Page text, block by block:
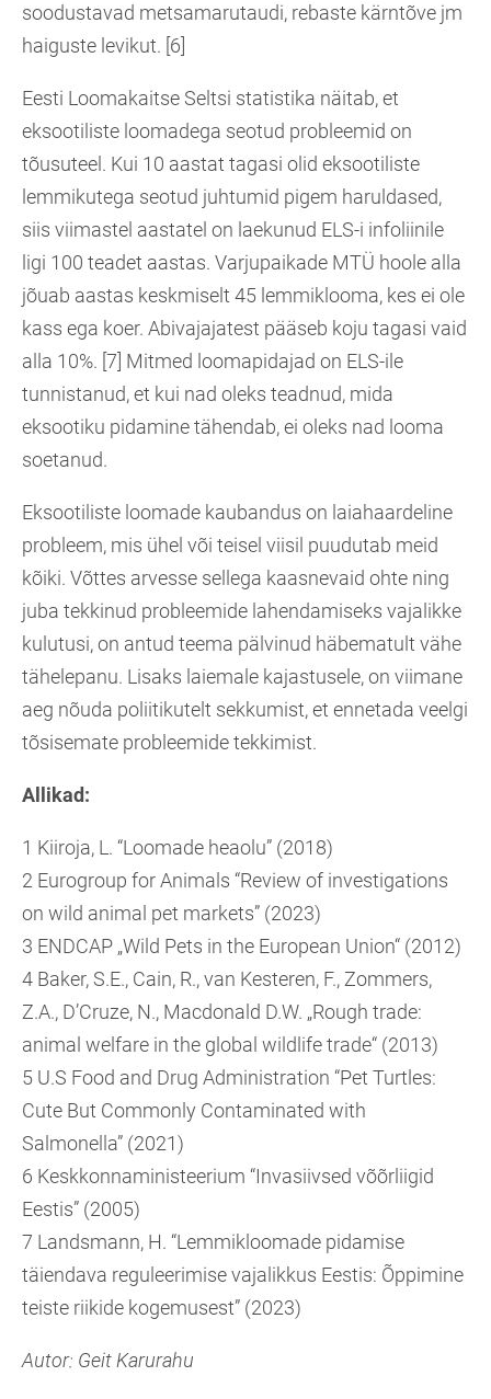
soodustavad metsamarutaudi, rebaste kärntõve jm
haiguste levikut. [6]
Eesti Loomakaitse Seltsi statistika näitab, et
eksootiliste loomadega seotud probleemid on
tõusuteel. Kui 10 aastat tagasi olid eksootiliste
lemmikutega seotud juhtumid pigem haruldased,
siis viimastel aastatel on laekunud ELS-i infoliinile
ligi 100 teadet aastas. Varjupaikade MTÜ hoole alla
jõuab aastas keskmiselt 45 lemmiklooma, kes ei ole
kass ega koer. Abivajajatest pääseb koju tagasi vaid
alla 10%. [7] Mitmed loomapidajad on ELS-ile
tunnistanud, et kui nad oleks teadnud, mida
eksootiku pidamine tähendab, ei oleks nad looma
soetanud.
Eksootiliste loomade kaubandus on laiahaardeline
probleem, mis ühel või teisel viisil puudutab meid
kõiki. Võttes arvesse sellega kaasnevaid ohte ning
juba tekkinud probleemide lahendamiseks vajalikke
kulutusi, on antud teema pälvinud häbematult vähe
tähelepanu. Lisaks laiemale kajastusele, on viimane
aeg nõuda poliitikutelt sekkumist, et ennetada veelgi
tõsisemate probleemide tekkimist.
Allikad:
1 Kiiroja, L. “Loomade heaolu” (2018)
2 Eurogroup for Animals “Review of investigations
on wild animal pet markets” (2023)
3 ENDCAP „Wild Pets in the European Union“ (2012)
4 Baker, S.E., Cain, R., van Kesteren, F., Zommers,
Z.A., D’Cruze, N., Macdonald D.W. „Rough trade:
animal welfare in the global wildlife trade“ (2013)
5 U.S Food and Drug Administration “Pet Turtles:
Cute But Commonly Contaminated with
Salmonella” (2021)
6 Keskkonnaministeerium “Invasiivsed võõrliigid
Eestis” (2005)
7 Landsmann, H. “Lemmikloomade pidamise
täiendava reguleerimise vajalikkus Eestis: Õppimine
teiste riikide kogemusest” (2023)
Autor: Geit Karurahu